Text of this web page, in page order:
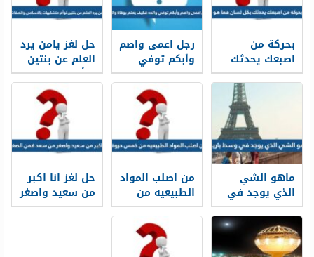
بحركة من
اصبعك يحدثك
بكل لسان فما
هو
رجل اعمى واصم
وأبكم توفي
والده فكيف
يعلم بوفاة
حل لغز يامن يرد
العلم عن بنتين
توأم متشابهات
بالاسامي
والصفات
ماهو الشي
الذي يوجد في
وسط باريس
من اصلب المواد
الطبيعيه من
خمس حروف
حل لغز انا اكبر
من سعيد واصغر
من سعد فمن